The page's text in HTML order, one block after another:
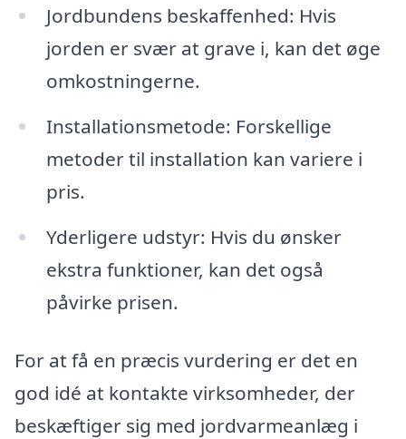
Jordbundens beskaffenhed: Hvis
jorden er svær at grave i, kan det øge
omkostningerne.
Installationsmetode: Forskellige
metoder til installation kan variere i
pris.
Yderligere udstyr: Hvis du ønsker
ekstra funktioner, kan det også
påvirke prisen.
For at få en præcis vurdering er det en
god idé at kontakte virksomheder, der
beskæftiger sig med jordvarmeanlæg i